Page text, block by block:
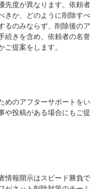
先度が異なります。依頼者
きか、どのように削除すべ
るのみならず、削除後のア
続きを含め、依頼者の名誉
ご提案をします。
めのアフターサポートをい
や投稿がある場合にもご提
情報開示はスピード勝負で